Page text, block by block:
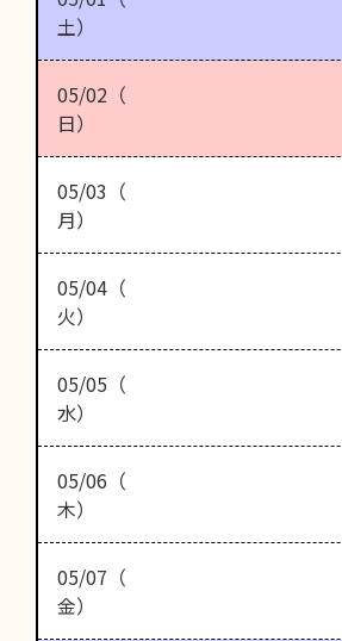
土）
05/02（
日）
05/03（
月）
05/04（
火）
05/05（
水）
05/06（
木）
05/07（
金）